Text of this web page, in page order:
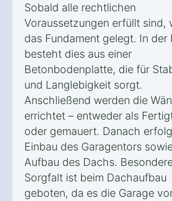
Sobald alle rechtlichen
Voraussetzungen erfüllt sind,
das Fundament gelegt. In der
besteht dies aus einer
Betonbodenplatte, die für
und Langlebigkeit sorgt.
Anschließend werden die
errichtet – entweder als
oder gemauert. Danach
Einbau des Garagentors
Aufbau des Dachs.
Sorgfalt ist beim Dachaufbau
geboten, da es die Garage